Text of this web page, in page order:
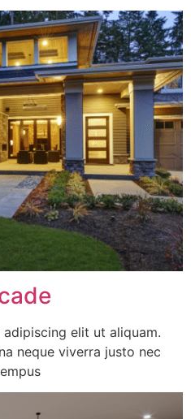
elit ut aliquam.
neque viverra justo nec